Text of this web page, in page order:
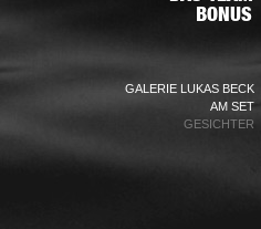
GALERIE LUKAS BECK
AM SET
GESICHTER